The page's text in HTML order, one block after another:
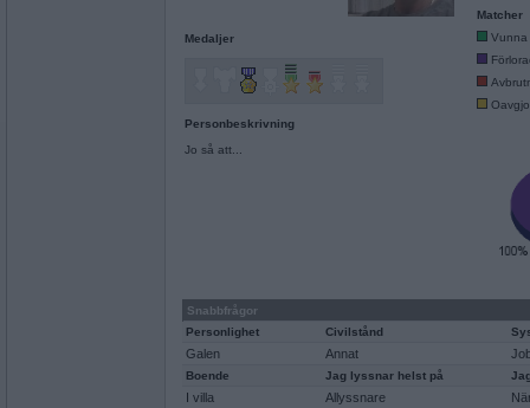
Medaljer
Personbeskrivning
Jo så att...
Matcher
Vunna
Snabbfrågor
Personlighet
Civilstånd
Galen Annat
Boende Jag lyssnar helst på
I villa Allyssnare